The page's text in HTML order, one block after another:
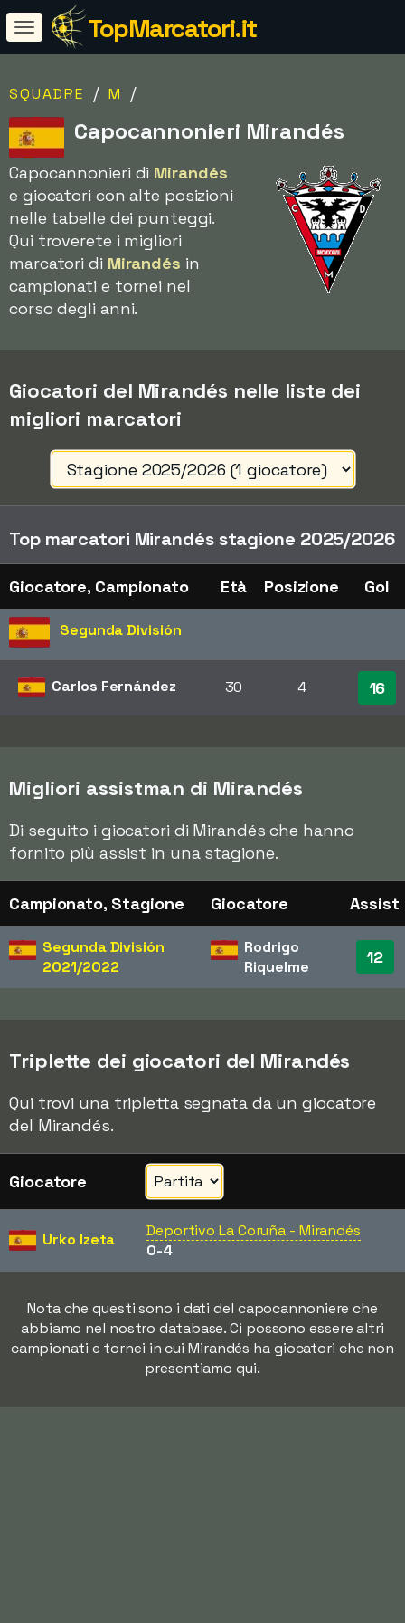
TopMarcatori.it
SQUADRE / M /
Capocannonieri Mirandés
Capocannonieri di Mirandés
e giocatori con alte posizioni
nelle tabelle dei punteggi.
Qui troverete i migliori
marcatori di Mirandés in
campionati e tornei nel
corso degli anni.
Giocatori del Mirandés nelle liste dei
migliori marcatori
Top marcatori Mirandés stagione 2025/2026
Giocatore, Campionato Età Posizione Gol
Segunda División
Carlos Fernández 30 4 16
Migliori assistman di Mirandés
Di seguito i giocatori di Mirandés che hanno
fornito più assist in una stagione.
Campionato, Stagione Giocatore Assist
Segunda División
2021/2022
Rodrigo
Riquelme
12
Triplette dei giocatori del Mirandés
Qui trovi una tripletta segnata da un giocatore
del Mirandés.
Giocatore
Urko Izeta
Deportivo La Coruña - Mirandés
0-4
Nota che questi sono i dati del capocannoniere che
abbiamo nel nostro database. Ci possono essere altri
campionati e tornei in cui Mirandés ha giocatori che non
presentiamo qui.